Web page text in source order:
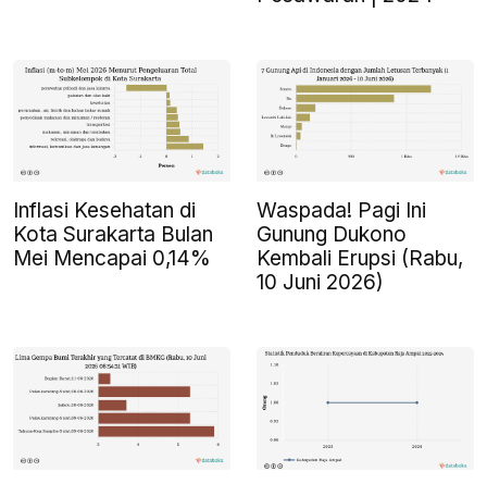
Inflasi Kesehatan di
Kota Surakarta Bulan
Mei Mencapai 0,14%
Waspada! Pagi Ini
Gunung Dukono
Kembali Erupsi (Rabu,
10 Juni 2026)